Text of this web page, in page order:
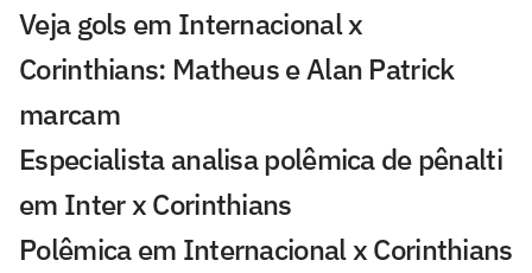
Veja gols em Internacional x
Corinthians: Matheus e Alan Patrick
marcam
Especialista analisa polêmica de pênalti
em Inter x Corinthians
Polêmica em Internacional x Corinthians